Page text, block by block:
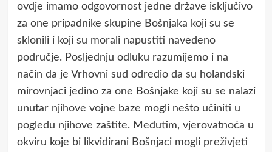
ovdje imamo odgovornost jedne države isključivo
za one pripadnike skupine Bošnjaka koji su se
sklonili i koji su morali napustiti navedeno
područje. Posljednju odluku razumijemo i na
način da je Vrhovni sud odredio da su holandski
mirovnjaci jedino za one Bošnjake koji su se nalazi
unutar njihove vojne baze mogli nešto učiniti u
pogledu njihove zaštite. Međutim, vjerovatnoća u
okviru koje bi likvidirani Bošnjaci mogli preživjeti